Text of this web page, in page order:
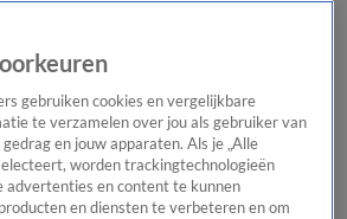
Uitzendingen Onze gezichten
In de
Uitzending
gebruiken cookies en vergelijkbare
te verzamelen over jou als gebruiker van
en jouw apparaten. Als je „Alle
worden trackingtechnologieën
advertenties en content te kunnen
en diensten te verbeteren en om